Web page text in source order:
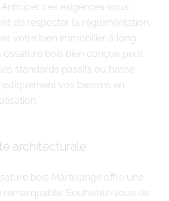
ces exigences vous
de respecter la réglementation,
votre bien immobilier à long
ossature bois bien conçue peut
standards passifs ou basse
vos besoins en
architecturale
bois Martelange offre une
remarquable. Souhaitez-vous de